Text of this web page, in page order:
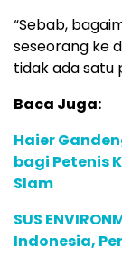
“Sebab,
seseorang ke
tidak ada satu
Baca Juga:
Haier
bagi Petenis
Slam
SUS
Indonesia,